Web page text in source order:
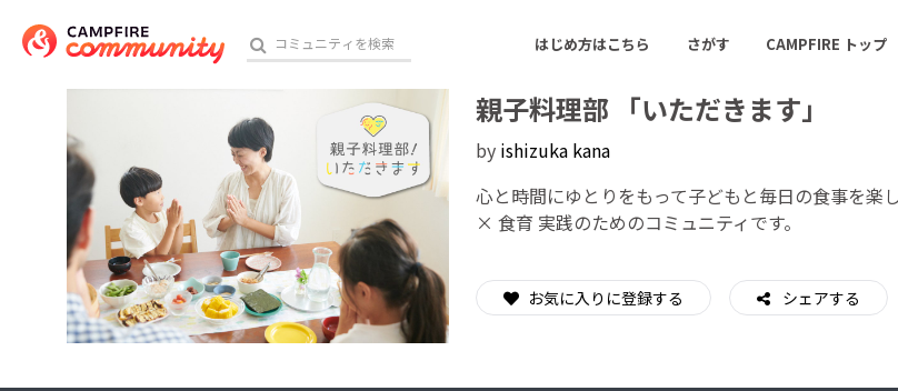
はじめ方はこちら さがす CAMPFIRE トップ
おすすめのコミュニティ 人気のコミュニティ
アート・写真
テクノロジー・ガジェット
ゲーム・サービス開発 フード・
親子料理部 「いただきます」
by ishizuka kana
心と時間にゆとりをもって子どもと毎日の食事を楽
× 食育 実践のためのコミュニティです。
お気に入りに登録する シェアする